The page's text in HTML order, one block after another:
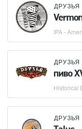
ДРУЗЬЯ
IPA -
ДРУЗЬЯ
пиво
Historical
ДРУЗЬЯ